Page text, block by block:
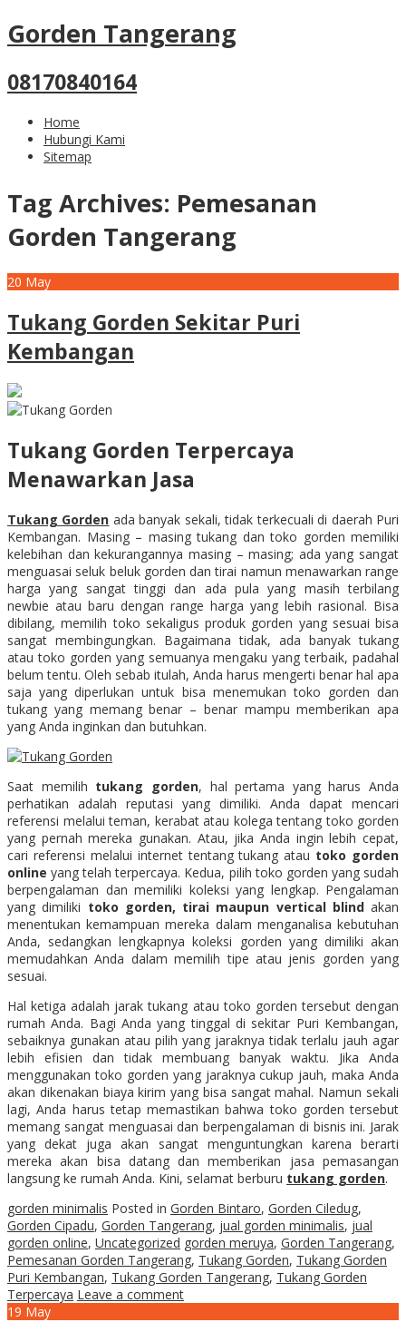
Gorden Tangerang
08170840164
Home
Hubungi Kami
Sitemap
Tag Archives: Pemesanan
Gorden Tangerang
20 May
Tukang Gorden Sekitar Puri
Kembangan
Tukang Gorden Terpercaya
Menawarkan Jasa
Tukang Gorden ada banyak sekali, tidak terkecuali di daerah Puri
Kembangan. Masing – masing tukang dan toko gorden memiliki
kelebihan dan kekurangannya masing – masing; ada yang sangat
menguasai seluk beluk gorden dan tirai namun menawarkan range
harga yang sangat tinggi dan ada pula yang masih terbilang
newbie atau baru dengan range harga yang lebih rasional. Bisa
dibilang, memilih toko sekaligus produk gorden yang sesuai bisa
sangat membingungkan. Bagaimana tidak, ada banyak tukang
atau toko gorden yang semuanya mengaku yang terbaik, padahal
belum tentu. Oleh sebab itulah, Anda harus mengerti benar hal apa
saja yang diperlukan untuk bisa menemukan toko gorden dan
tukang yang memang benar – benar mampu memberikan apa
yang Anda inginkan dan butuhkan.
Saat memilih tukang gorden, hal pertama yang harus Anda
perhatikan adalah reputasi yang dimiliki. Anda dapat mencari
referensi melalui teman, kerabat atau kolega tentang toko gorden
yang pernah mereka gunakan. Atau, jika Anda ingin lebih cepat,
cari referensi melalui internet tentang tukang atau toko gorden
online yang telah terpercaya. Kedua, pilih toko gorden yang sudah
berpengalaman dan memiliki koleksi yang lengkap. Pengalaman
yang dimiliki toko gorden, tirai maupun vertical blindakan
menentukan kemampuan mereka dalam menganalisa kebutuhan
Anda, sedangkan lengkapnya koleksi gorden yang dimiliki akan
memudahkan Anda dalam memilih tipe atau jenis gorden yang
sesuai.
Hal ketiga adalah jarak tukang atau toko gorden tersebut dengan
rumah Anda. Bagi Anda yang tinggal di sekitar Puri Kembangan,
sebaiknya gunakan atau pilih yang jaraknya tidak terlalu jauh agar
lebih efisien dan tidak membuang banyak waktu. Jika Anda
menggunakan toko gorden yang jaraknya cukup jauh, maka Anda
akan dikenakan biaya kirim yang bisa sangat mahal. Namun sekali
lagi, Anda harus tetap memastikan bahwa toko gorden tersebut
memang sangat menguasai dan berpengalaman di bisnis ini. Jarak
yang dekat juga akan sangat menguntungkan karena berarti
mereka akan bisa datang dan memberikan jasa pemasangan
langsung ke rumah Anda. Kini, selamat berburu tukang gorden.
gorden minimalis Posted in Gorden Bintaro, Gorden Ciledug,
Gorden Cipadu, Gorden Tangerang, jual gorden minimalis, jual
gorden online, Uncategorized gorden meruya, Gorden Tangerang,
Pemesanan Gorden Tangerang, Tukang Gorden, Tukang Gorden
Puri Kembangan, Tukang Gorden Tangerang, Tukang Gorden
Terpercaya Leave a comment
19 May